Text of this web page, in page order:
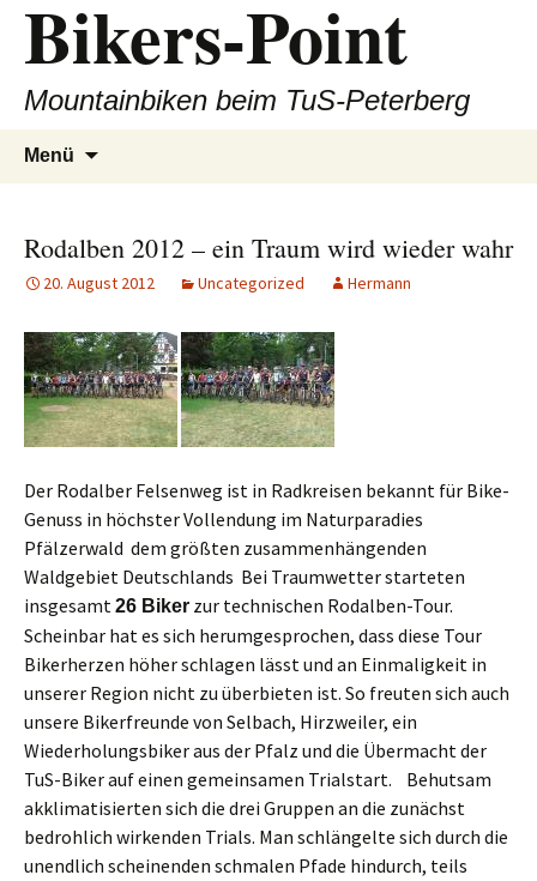
Zum
Inhalt
springen
Bikers-Point
Mountainbiken beim TuS-Peterberg
Menü
Rodalben 2012 – ein Traum wird wieder wahr
20. August 2012 Uncategorized Hermann
Der Rodalber Felsenweg ist in Radkreisen bekannt für Bike-
Genuss in höchster Vollendung im Naturparadies
Pfälzerwald  dem größten zusammenhängenden
Waldgebiet Deutschlands Bei Traumwetter starteten
insgesamt26 Biker zur technischen Rodalben-Tour.
Scheinbar hat es sich herumgesprochen, dass diese Tour
Bikerherzen höher schlagen lässt und an Einmaligkeit in
unserer Region nicht zu überbieten ist. So freuten sich auch
unsere Bikerfreunde von Selbach, Hirzweiler, ein
Wiederholungsbiker aus der Pfalz und die Übermacht der
TuS-Biker auf einen gemeinsamen Trialstart. Behutsam
akklimatisierten sich die drei Gruppen an die zunächst
bedrohlich wirkenden Trials. Man schlängelte sich durch die
unendlich scheinenden schmalen Pfade hindurch, teils